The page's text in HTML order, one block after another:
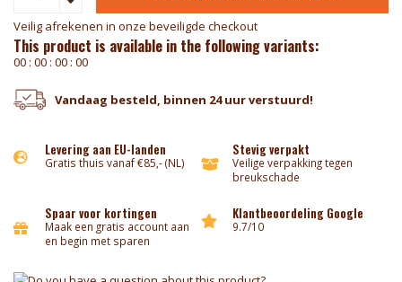
Veilig afrekenen in onze beveiligde checkout
This product is available in the following variants:
00 : 00 : 00 : 00
Vandaag besteld, binnen 24 uur verstuurd!
Levering aan EU-landen
Gratis thuis vanaf €85,- (NL)
Stevig verpakt
Veilige verpakking tegen
breukschade
Spaar voor kortingen
Maak een gratis account aan
en begin met sparen
Klantbeoordeling Google
9.7/10